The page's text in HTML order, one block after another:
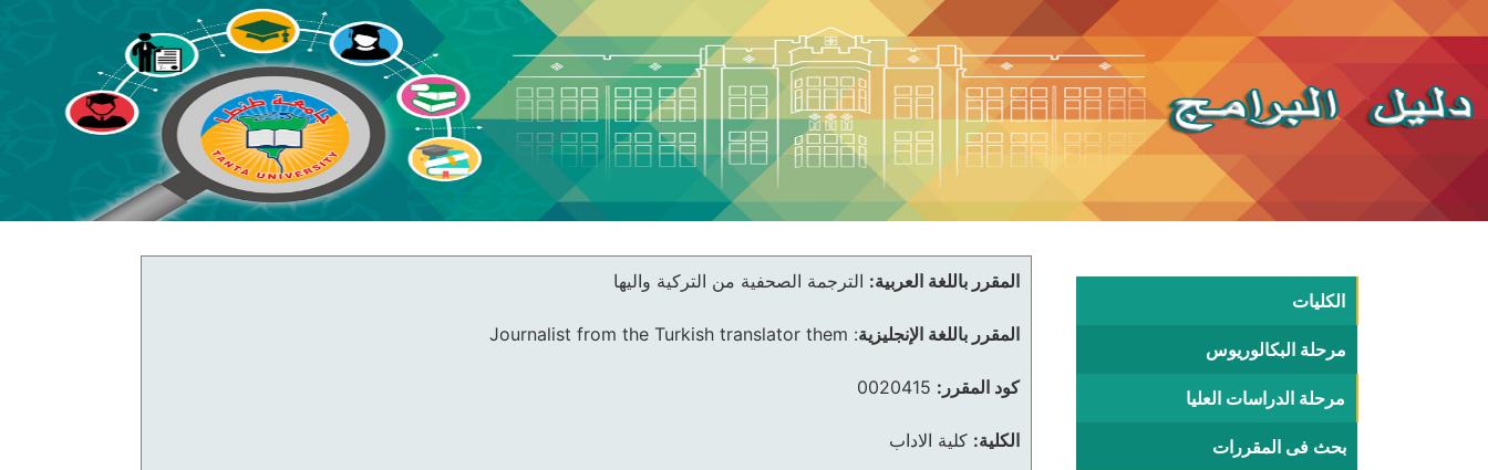
الكليات
مرحلة البكالوريوس
مرحلة الدراسات العليا
بحث فى المقررات
المقرر باللغة العربية: الترجمة الصحفية من التركية واليها
المقرر باللغة الإنجليزية:
Journalist from the Turkish translator them
كود المقرر: 0020415
الكلية: كلية الاداب